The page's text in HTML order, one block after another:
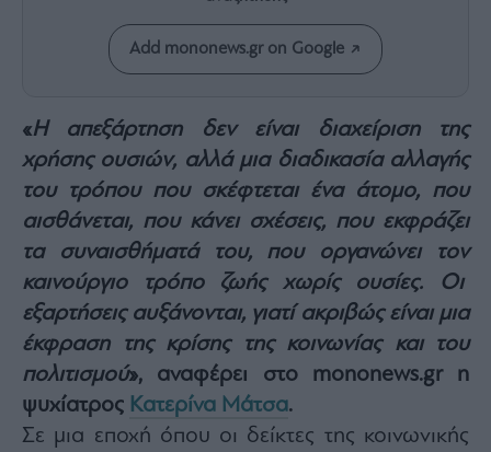
Auto
Life
&
Style
Υγεία
Architecture
&
Design
Fashion
&
Art
Watches
Yachts
Add mononews.gr on Google
«Η απεξάρτηση δεν είναι διαχείριση της
χρήσης ουσιών, αλλά μια διαδικασία αλλαγής
του τρόπου που σκέφτεται ένα άτομο, που
αισθάνεται, που κάνει σχέσεις, που εκφράζει
τα συναισθήματά του, που οργανώνει τον
καινούργιο τρόπο ζωής χωρίς ουσίες. Οι
εξαρτήσεις αυξάνονται, γιατί ακριβώς είναι μια
έκφραση της κρίσης της κοινωνίας και του
πολιτισμού», αναφέρει στο mononews.gr η
ψυχίατρος Κατερίνα Μάτσα.
Σε μια εποχή όπου οι δείκτες της κοινωνικής